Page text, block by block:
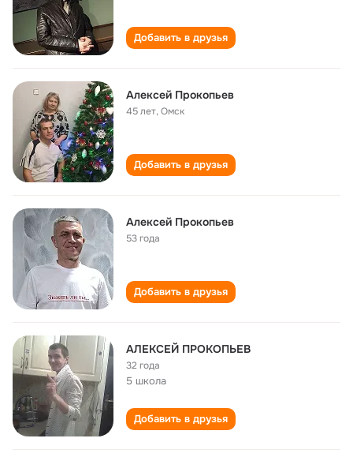
Добавить в друзья
Алексей Прокопьев
45 лет,Омск
Добавить в друзья
Алексей Прокопьев
53 года
Добавить в друзья
АЛЕКСЕЙ ПРОКОПЬЕВ
32 года
5 школа
Добавить в друзья